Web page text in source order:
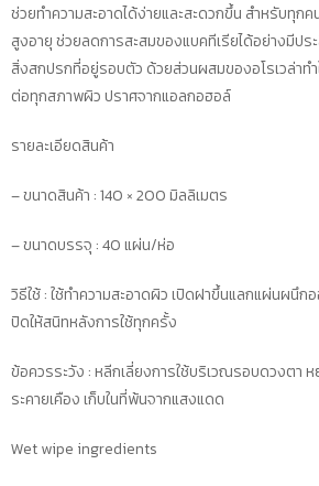
ห่อ
จำนวน
6
ห่อ
อย.10-
6300029423
ช่วยทำความสะอาดได้ง่ายและสะดวกขึ้น สำหรับทุก
สูงอายุ ช่วยลดการสะสมของแบคทีเรียได้อย่างมีป
สิ่งสกปรกที่อยู่รอบตัว ด้วยส่วนผสมของอโรเวล่าท
ต่อทุกสภาพผิว ปราศจากแอลกอฮอล์
รายละเอียดสินค้า
– ขนาดสินค้า : 140 × 200 มิลลิเมตร
– ขนาดบรรจุ : 40 แผ่น/ห่อ
วิธีใช้ : ใช้ทำความสะอาดผิว เปิดฝาขึ้นแลกแผ่นผนึก
ปิดให้สนิทหลังการใช้ทุกครั้ง
ข้อควรระวัง : หลีกเลี่ยงการใช้บริเวณรอบดวงตา ห
ระคายเคือง เก็บในที่พ้นจากแสงแดด
Wet wipe ingredients